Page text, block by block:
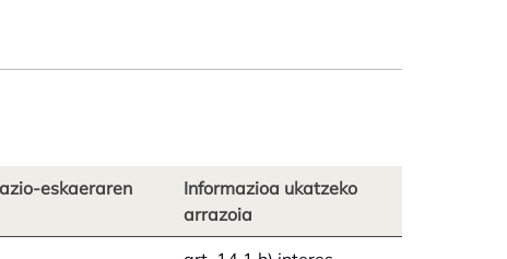
eskaeraren
Informazioa ukatzeko
arrazoia